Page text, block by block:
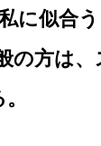
に似合
の方は